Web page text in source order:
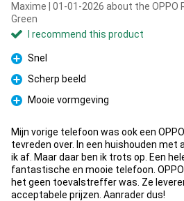
Maxime | 01-01-2026 about the OPPO
Green
I recommend this product
Pro
Snel
Pro
Scherp beeld
Pro
Mooie vormgeving
Mijn vorige telefoon was ook een
tevreden over. In een huishouden met
ik af. Maar daar ben ik trots op. Een
fantastische en mooie telefoon.
het geen toevalstreffer was. Ze
acceptabele prijzen. Aanrader dus!